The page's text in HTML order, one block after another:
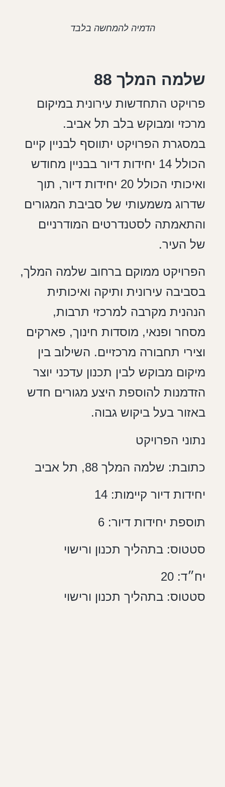
הדמיה להמחשה בלבד
שלמה המלך 88
פרויקט התחדשות עירונית במיקום
מרכזי ומבוקש בלב תל אביב.
במסגרת הפרויקט יתווסף לבניין קיים
הכולל 14 יחידות דיור בבניין מחודש
ואיכותי הכולל 20 יחידות דיור, תוך
שדרוג משמעותי של סביבת המגורים
והתאמתה לסטנדרטים המודרניים
של העיר.
הפרויקט ממוקם ברחוב שלמה המלך,
בסביבה עירונית ותיקה ואיכותית
הנהנית מקרבה למרכזי תרבות,
מסחר ופנאי, מוסדות חינוך, פארקים
וצירי תחבורה מרכזיים. השילוב בין
מיקום מבוקש לבין תכנון עדכני יוצר
הזדמנות להוספת היצע מגורים חדש
באזור בעל ביקוש גבוה.
נתוני הפרויקט
כתובת: שלמה המלך 88, תל אביב
יחידות דיור קיימות: 14
תוספת יחידות דיור: 6
סטטוס: בתהליך תכנון ורישוי
יח״ד: 20
סטטוס: בתהליך תכנון ורישוי